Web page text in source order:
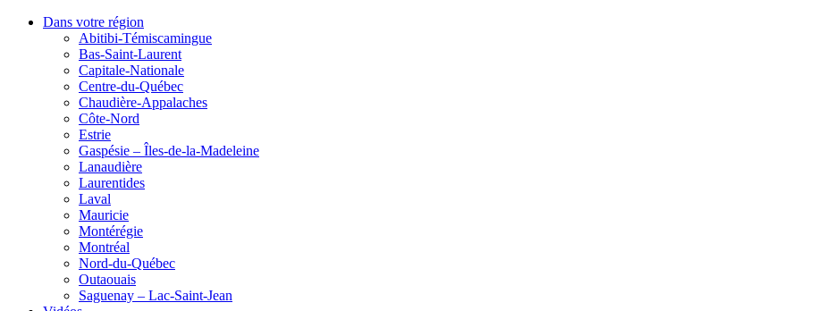
Dans votre région
Abitibi-Témiscamingue
Bas-Saint-Laurent
Capitale-Nationale
Centre-du-Québec
Chaudière-Appalaches
Côte-Nord
Estrie
Gaspésie – Îles-de-la-Madeleine
Lanaudière
Laurentides
Laval
Mauricie
Montérégie
Montréal
Nord-du-Québec
Outaouais
Saguenay – Lac-Saint-Jean